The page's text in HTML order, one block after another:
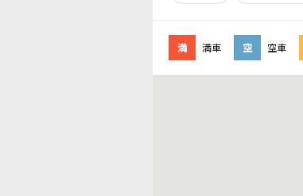
満 満車 空 空車